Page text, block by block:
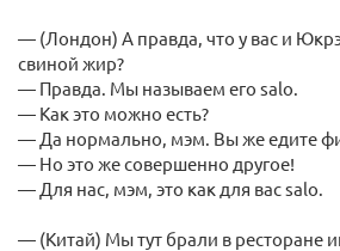
— (Лондон) А правда, что у вас и
свиной жир?
— Правда. Мы называем его salo.
— Как это можно есть?
— Да нормально, мэм. Вы же едите
— Но это же совершенно другое!
— Для нас, мэм, это как для вас salo.
— (Китай) Мы тут брали в ресторане